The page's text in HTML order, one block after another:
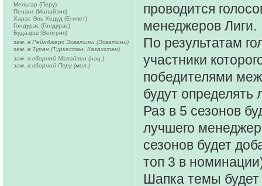
проводится
менеджеров Лиги.
По результатам
участники
победителями
будут
Раз в 5 сезонов
лучшего
сезонов будет
топ 3 в
Шапка темы
Мельгар (Перу)
Пенанг (Малайзия)
Харас Эль Хедуд (Египет)
Гондурас (Гондурас)
Будаэрш (Венгрия)
зам. в Рейнджерс Эсватини (Эсватини)
зам. в Туран (Туркестан, Казахстан)
зам. в сборной Малайзии (нац.)
зам. в сборной Перу (мол.)